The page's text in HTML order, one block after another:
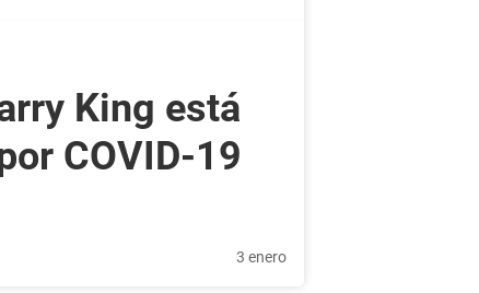
King está
COVID-19
3 enero